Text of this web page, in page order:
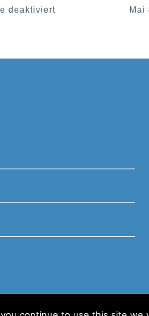
Mai 8th, 2017